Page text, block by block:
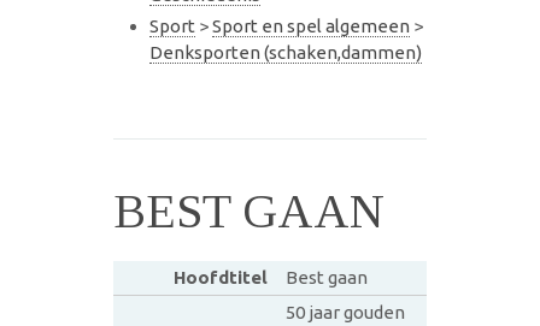
Sport >Sport en spel algemeen >
Denksporten (schaken,dammen)
BEST GAAN
Hoofdtitel Best gaan
50 jaar gouden